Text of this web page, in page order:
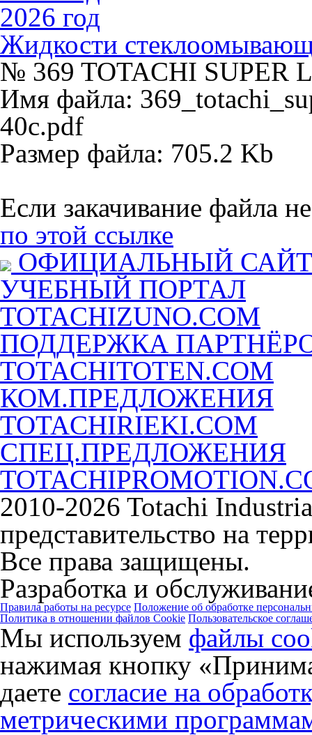
2026 год
Жидкости
№ 369 TOTACHI SUPER
Имя файла:
40c.pdf
Размер файла: 705.2 Kb
Если закачивание файла
по этой ссылке
ОФИЦИАЛЬНЫЙ
УЧЕБНЫЙ ПОРТАЛ
TOTACHIZUNO.COM
ПОДДЕРЖКА
TOTACHITOTEN.COM
КОМ.ПРЕДЛОЖЕНИЯ
TOTACHIRIEKI.COM
СПЕЦ.ПРЕДЛОЖЕНИЯ
2010-2026 Totachi
представительство на
Все права защищены.
Разработка и
Правила работы на ресурсе Положение об обработке
Политика в отношении файлов Cookie Пользовательское
Мы используем файлы
нажимая кнопку
даете согласие на
метрическими